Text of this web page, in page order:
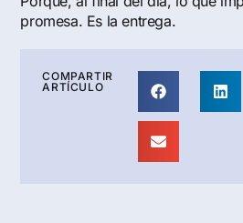
promesa. Es la entrega.
COMPARTIR
ARTÍCULO